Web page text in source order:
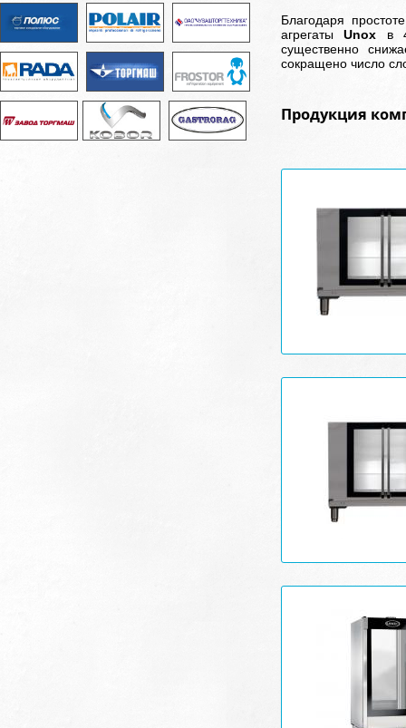
Благодаря
агрегатыUnox в
существенно
сокращено число
Продукция